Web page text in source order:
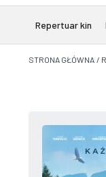
Repertuar kin
STRONA GŁÓWNA /